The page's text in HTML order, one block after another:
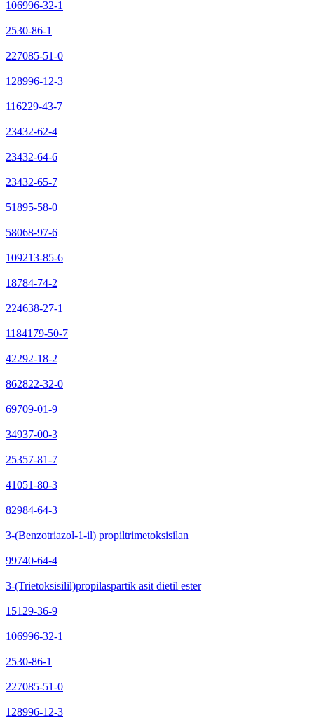
106996-32-1
2530-86-1
227085-51-0
128996-12-3
116229-43-7
23432-62-4
23432-64-6
23432-65-7
51895-58-0
58068-97-6
109213-85-6
18784-74-2
224638-27-1
1184179-50-7
42292-18-2
862822-32-0
69709-01-9
34937-00-3
25357-81-7
41051-80-3
82984-64-3
3-(Benzotriazol-1-il) propiltrimetoksisilan
99740-64-4
3-(Trietoksisilil)propilaspartik asit dietil ester
15129-36-9
106996-32-1
2530-86-1
227085-51-0
128996-12-3